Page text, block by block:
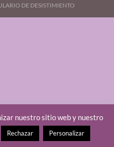
DE DESISTIMIENTO
nuestro sitio web y nuestro
Rechazar Personalizar